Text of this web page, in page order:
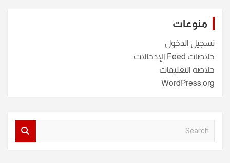
منوعات
تسجيل الدخول
خلاصات Feed الإدخالات
خلاصة التعليقات
WordPress.org
a